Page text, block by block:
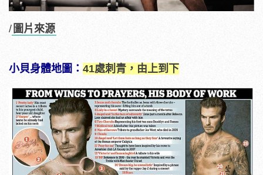
/ 圖片來源
小貝身體地圖： 41處刺青，由上到下